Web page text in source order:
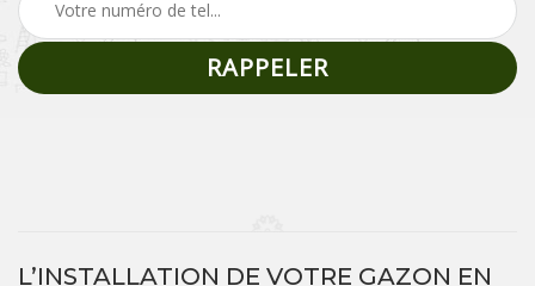
L’INSTALLATION DE VOTRE GAZON EN